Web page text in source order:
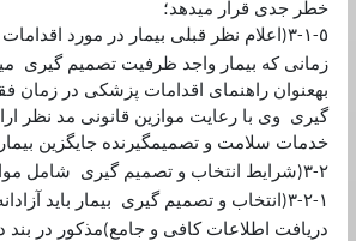
خطر جدی قرار ميدهد؛
٥-١ -٣(اعلام نظر قبلی بيمار در مورد
زمانی كه بيمار واجد ظرفيت تصميم گيری
بهعنوان راهنمای اقدامات پزشكی در زمان
گيری وی با رعايت موازين قانونی مد نظر
خدمات سلامت و تصميمگيرنده جايگزين بيمار
٢-٣(شرايط انتخاب و تصميم گيری شامل
١ -٢-٣(انتخاب و تصميم گيری بيمار بايد
دريافت اطلاعات كافی و جامع)مذكور در بند